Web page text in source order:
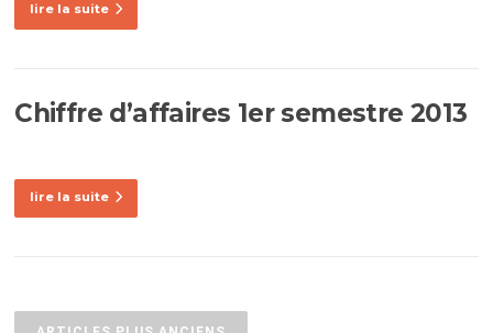
lire la suite
Chiffre d’affaires 1er semestre 2013
lire la suite